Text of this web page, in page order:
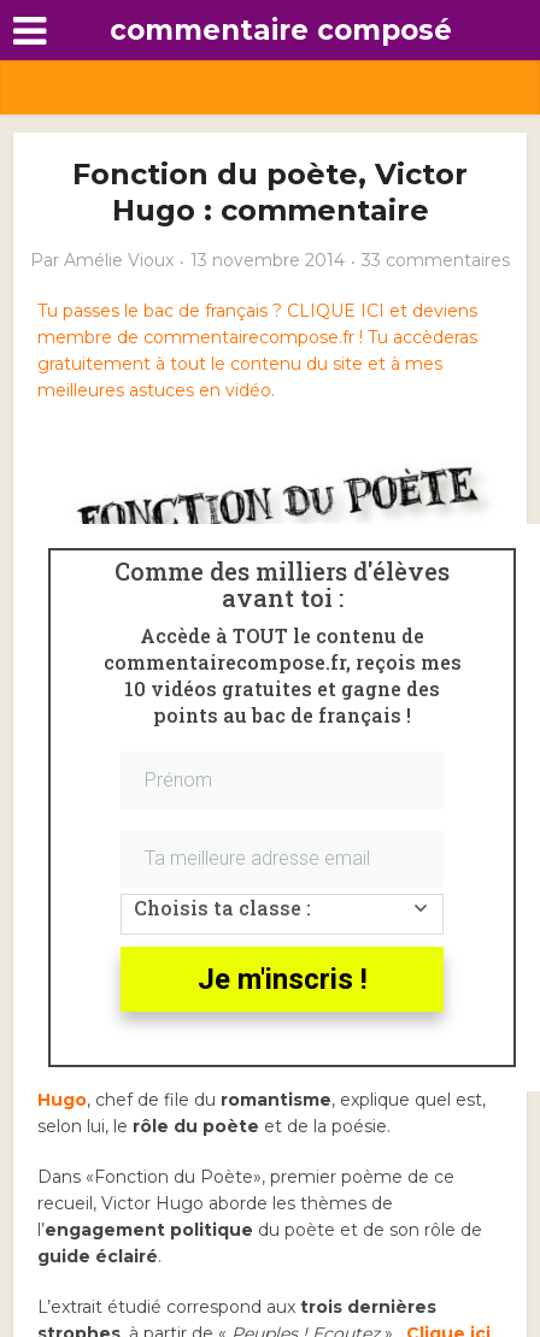
commentaire composé
Fonction du poète, Victor
Hugo : commentaire
Par Amélie Vioux 13 novembre 2014 33 commentaires
Tu passes le bac de français ? CLIQUE ICI et deviens
membre de commentairecompose.fr ! Tu accèderas
gratuitement à tout le contenu du site et à mes
meilleures astuces en vidéo.
» de VictorHugo.
Fonction du poète :
Les Rayons et les Ombres(1840) dans lequelVictor
Hugo, chef de file du romantisme, explique quel est,
selon lui, le rôle du poète et de la poésie.
Dans «Fonction du Poète», premier poème de ce
recueil, Victor Hugo aborde les thèmes de
l’engagement politique du poète et de son rôle de
guide éclairé.
L’extrait étudié correspond auxtrois dernières
Comme des milliers d'élèves
avant toi :
Accède à TOUT le contenu de
commentairecompose.fr, reçois mes
10 vidéos gratuites et gagne des
points au bac de français !
Choisis ta classe :
Je m'inscris !